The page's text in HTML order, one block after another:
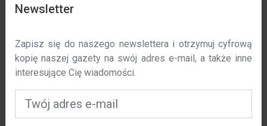
Data wejścia w życie: 01 / 11 / 2023 r.
poprawić komfort korzystania z naszej witryny. Niniejsza
polityka określa, w jaki sposób i dlaczego używamy
plików cookie na polska-costa.com.
Czym są pliki cookie?
Pliki cookie to małe pliki tekstowe, które są
Newsletter
Zapisz się do naszego newslettera i otrzymuj cyfrową
kopię naszej gazety na swój adres e-mail, a także inne
interesujące Cię wiadomości.